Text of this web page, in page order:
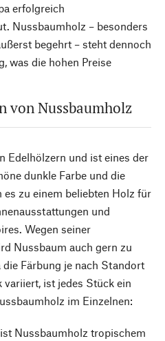
erfolgreich
Nussbaumholz – besonders
begehrt – steht dennoch
was die hohen Preise
von Nussbaumholz
Edelhölzern und ist eines der
dunkle Farbe und die
es zu einem beliebten Holz für
und
Wegen seiner
Nussbaum auch gern zu
Färbung je nach Standort
ist jedes Stück ein
im Einzelnen:
Nussbaumholz tropischem